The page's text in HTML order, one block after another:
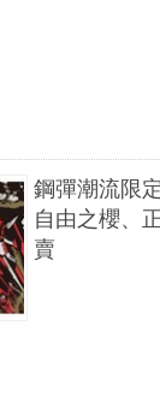
鋼彈潮流限
自由之櫻、
賣